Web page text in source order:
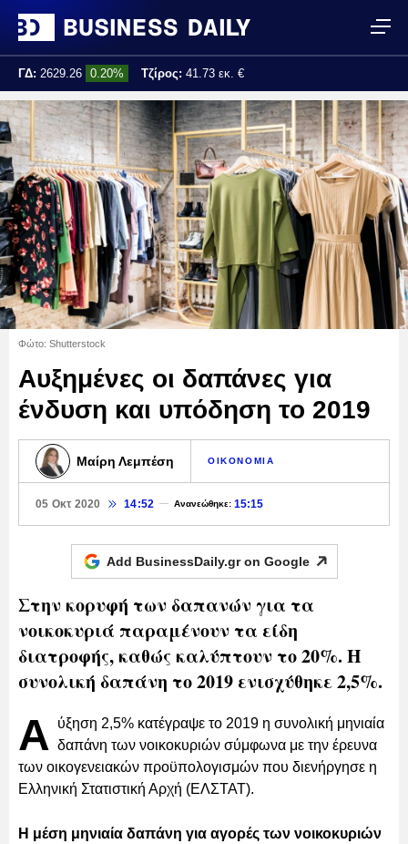
ΓΔ: 2629.26 0.20% Τζίρος: 41.73 εκ. €
Τελ. ενημέρωση: 10:57:36
Φώτο: Shutterstock
Αυξημένες οι δαπάνες για
ένδυση και υπόδηση το 2019
Μαίρη Λεμπέση ΟΙΚΟΝΟΜΙΑ
05 Οκτ 2020 14:52 Ανανεώθηκε: 15:15
Add BusinessDaily.gr on Google
Στην κορυφή των δαπανών για τα
νοικοκυριά παραμένουν τα είδη
διατροφής, καθώς καλύπτουν το 20%. Η
συνολική δαπάνη το 2019 ενισχύθηκε 2,5%.
Α
ύξηση 2,5% κατέγραψε το 2019 η συνολική μηνιαία
δαπάνη των νοικοκυριών σύμφωνα με την έρευνα
των οικογενειακών προϋπολογισμών που διενήργησε η
Ελληνική Στατιστική Αρχή (ΕΛΣΤΑΤ).
Η μέση μηνιαία δαπάνη για αγορές των νοικοκυριών